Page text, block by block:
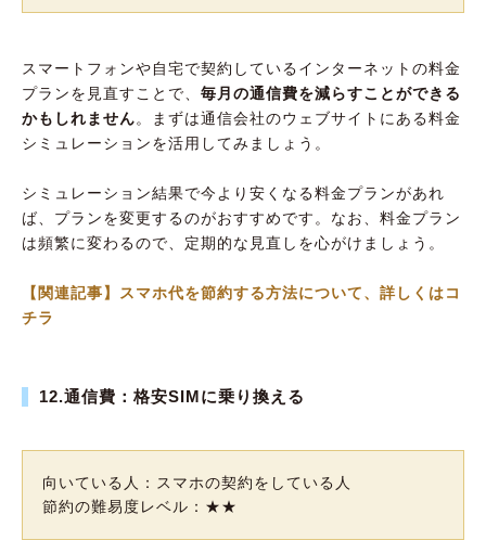
スマートフォンや自宅で契約しているインターネットの料金
プランを見直すことで、 毎月の通信費を減らすことができる
かもしれません。まずは通信会社のウェブサイトにある料金
シミュレーションを活用してみましょう。
シミュレーション結果で今より安くなる料金プランがあれ
ば、プランを変更するのがおすすめです。なお、料金プラン
は頻繁に変わるので、定期的な見直しを心がけましょう。
【関連記事】スマホ代を節約する方法について、詳しくはコ
チラ
12.通信費：格安SIMに乗り換える
向いている人：スマホの契約をしている人
節約の難易度レベル：★★